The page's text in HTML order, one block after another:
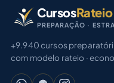
CursosRateio
PREPARAÇÃO ·
+9.940 cursos
com modelo rateio ·